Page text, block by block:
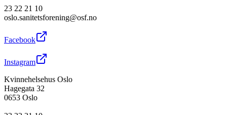
23 22 21 10
oslo.sanitetsforening@osf.no
Facebook
Instagram
Kvinnehelsehus Oslo
Hagegata 32
0653 Oslo